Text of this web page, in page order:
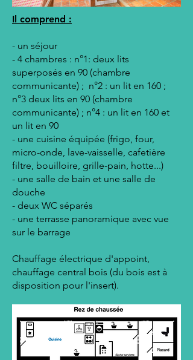
Il comprend :
- un séjour
- 4 chambres : n°1: deux lits
superposés en 90 (chambre
communicante) ; n°2 : un lit en 160 ;
n°3 deux lits en 90 (chambre
communicante) ; n°4 : un lit en 160 et
un lit en 90
- une cuisine équipée (frigo, four,
micro-onde, lave-vaisselle, cafetière
filtre, bouilloire, grille-pain, hotte...)
- une salle de bain et une salle de
douche
- deux WC séparés
- une terrasse panoramique avec vue
sur le barrage
Chauffage électrique d'appoint,
chauffage central bois (du bois est à
disposition pour l'insert).